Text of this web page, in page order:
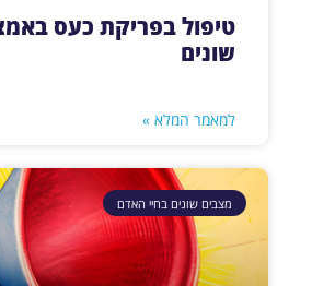
טיפול בפריקת כעס
שונים
למאמר המלא »
מצבים שונים בחיי האדם